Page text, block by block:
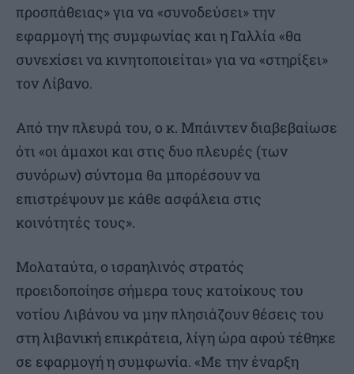
προσπάθειας» για να «συνοδεύσει» την
εφαρμογή της συμφωνίας και η Γαλλία «θα
συνεχίσει να κινητοποιείται» για να «στηρίξει»
τον Λίβανο.
Από την πλευρά του, ο κ. Μπάιντεν διαβεβαίωσε
ότι «οι άμαχοι και στις δυο πλευρές (των
συνόρων) σύντομα θα μπορέσουν να
επιστρέψουν με κάθε ασφάλεια στις
κοινότητές τους».
Μολαταύτα, ο ισραηλινός στρατός
προειδοποίησε σήμερα τους κατοίκους του
νοτίου Λιβάνου να μην πλησιάζουν θέσεις του
στη λιβανική επικράτεια, λίγη ώρα αφού τέθηκε
σε εφαρμογή η συμφωνία. «Με την έναρξη